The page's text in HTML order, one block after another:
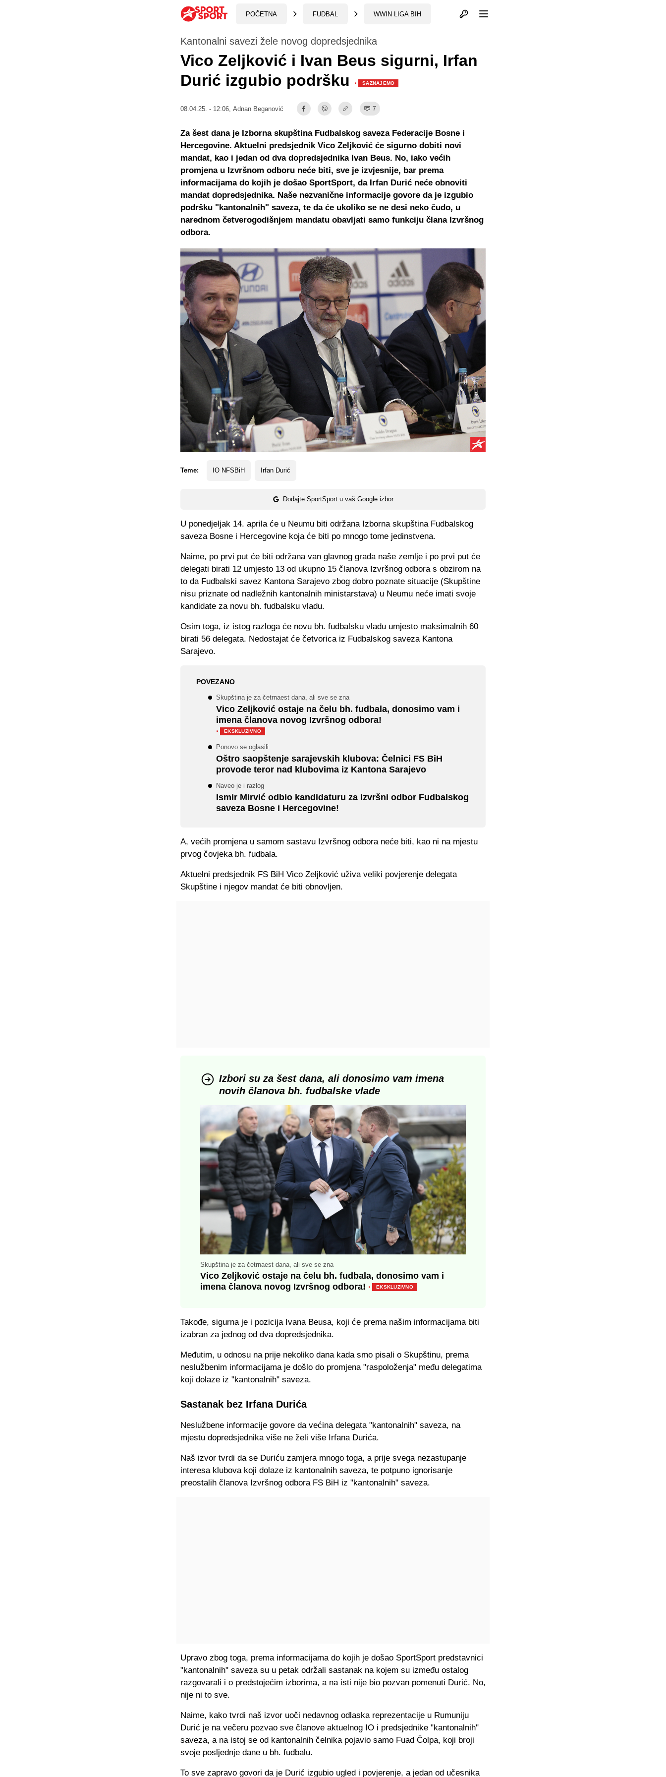
POČETNA FUDBAL WWIN LIGA BIH Otvori profil
Kantonalni savezi žele novog dopredsjednika
Vico Zeljković i Ivan Beus sigurni, Irfan
Durić izgubio podršku · SAZNAJEMO
08.04.25. - 12:06, Adnan Beganović 7
Teme: IO NFSBiH Irfan Durić
Dodajte SportSport u vaš Google izbor
Za šest dana je Izborna skupština Fudbalskog saveza Federacije Bosne i
Hercegovine. Aktuelni predsjednik Vico Zeljković će sigurno dobiti novi
mandat, kao i jedan od dva dopredsjednika Ivan Beus. No, iako većih
promjena u Izvršnom odboru neće biti, sve je izvjesnije, bar prema
informacijama do kojih je došao SportSport, da Irfan Durić neće obnoviti
mandat dopredsjednika. Naše nezvanične informacije govore da je izgubio
podršku "kantonalnih" saveza, te da će ukoliko se ne desi neko čudo, u
narednom četverogodišnjem mandatu obavljati samo funkciju člana Izvršnog
odbora.
U ponedjeljak 14. aprila će u Neumu biti održana Izborna skupština Fudbalskog
saveza Bosne i Hercegovine koja će biti po mnogo tome jedinstvena.
Naime, po prvi put će biti održana van glavnog grada naše zemlje i po prvi put će
delegati birati 12 umjesto 13 od ukupno 15 članova Izvršnog odbora s obzirom na
to da Fudbalski savez Kantona Sarajevo zbog dobro poznate situacije (Skupštine
nisu priznate od nadležnih kantonalnih ministarstava) u Neumu neće imati svoje
kandidate za novu bh. fudbalsku vladu.
Osim toga, iz istog razloga će novu bh. fudbalsku vladu umjesto maksimalnih 60
birati 56 delegata. Nedostajat će četvorica iz Fudbalskog saveza Kantona
Sarajevo.
POVEZANO
Skupština je za četrnaest dana, ali sve se zna
Vico Zeljković ostaje na čelu bh. fudbala, donosimo vam i
imena članova novog Izvršnog odbora!
·
EKSKLUZIVNO
Ponovo se oglasili
Oštro saopštenje sarajevskih klubova: Čelnici FS BiH
provode teror nad klubovima iz Kantona Sarajevo
Naveo je i razlog
Ismir Mirvić odbio kandidaturu za Izvršni odbor Fudbalskog
saveza Bosne i Hercegovine!
A, većih promjena u samom sastavu Izvršnog odbora neće biti, kao ni na mjestu
prvog čovjeka bh. fudbala.
Aktuelni predsjednik FS BiH Vico Zeljković uživa veliki povjerenje delegata
Skupštine i njegov mandat će biti obnovljen.
Izbori su za šest dana, ali donosimo vam imena
novih članova bh. fudbalske vlade
Skupština je za četrnaest dana, ali sve se zna
Vico Zeljković ostaje na čelu bh. fudbala, donosimo vam i
imena članova novog Izvršnog odbora! · EKSKLUZIVNO
Takođe, sigurna je i pozicija Ivana Beusa, koji će prema našim informacijama biti
izabran za jednog od dva dopredsjednika.
Međutim, u odnosu na prije nekoliko dana kada smo pisali o Skupštinu, prema
neslužbenim informacijama je došlo do promjena "raspoloženja" među delegatima
koji dolaze iz "kantonalnih" saveza.
Sastanak bez Irfana Durića
Neslužbene informacije govore da većina delegata "kantonalnih" saveza, na
mjestu dopredsjednika više ne želi više Irfana Durića.
Naš izvor tvrdi da se Duriću zamjera mnogo toga, a prije svega nezastupanje
interesa klubova koji dolaze iz kantonalnih saveza, te potpuno ignorisanje
preostalih članova Izvršnog odbora FS BiH iz "kantonalnih" saveza.
Upravo zbog toga, prema informacijama do kojih je došao SportSport predstavnici
"kantonalnih" saveza su u petak održali sastanak na kojem su između ostalog
razgovarali i o predstojećim izborima, a na isti nije bio pozvan pomenuti Durić. No,
nije ni to sve.
Naime, kako tvrdi naš izvor uoči nedavnog odlaska reprezentacije u Rumuniju
Durić je na večeru pozvao sve članove aktuelnog IO i predsjednike "kantonalnih"
saveza, a na istoj se od kantonalnih čelnika pojavio samo Fuad Čolpa, koji broji
svoje posljednje dane u bh. fudbalu.
To sve zapravo govori da je Durić izgubio ugled i povjerenje, a jedan od učesnika